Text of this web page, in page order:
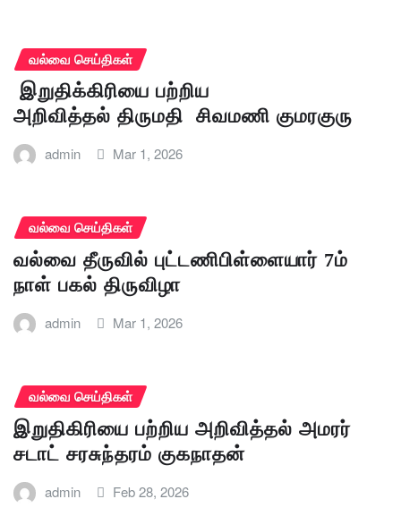
வல்வை செய்திகள்
இறுதிக்கிரியை பற்றிய
அறிவித்தல் திருமதி சிவமணி குமரகுரு
admin Mar 1, 2026
வல்வை செய்திகள்
வல்வை தீருவில் புட்டணிபிள்ளையார் 7ம்
நாள் பகல் திருவிழா
admin Mar 1, 2026
வல்வை செய்திகள்
இறுதிகிரியை பற்றிய அறிவித்தல் அமரர்
சடாட் சரசுந்தரம் குகநாதன்
admin Feb 28, 2026